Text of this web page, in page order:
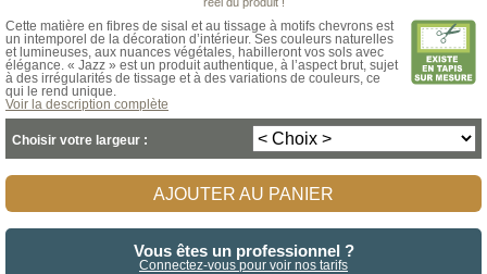
Cette matière en fibres de sisal et au tissage à motifs chevrons est
un intemporel de la décoration d’intérieur. Ses couleurs naturelles
et lumineuses, aux nuances végétales, habilleront vos sols avec
élégance. « Jazz » est un produit authentique, à l’aspect brut, sujet
à des irrégularités de tissage et à des variations de couleurs, ce
qui le rend unique.
Voir la description complète
Choisir votre largeur :
AJOUTER AU PANIER
Vous êtes un professionnel ?
Connectez-vous pour voir nos tarifs